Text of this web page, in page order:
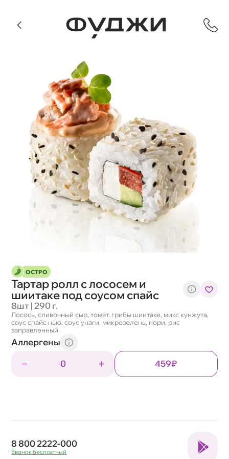
ОСТРО
Тартар ролл с лососем и
шиитаке под соусом спайс
8шт | 290 г.
Лосось, сливочный сыр, томат, грибы шиитаке, микс кунжута,
соус спайс нью, соус унаги, микрозелень, нори, рис
заправленный
Аллергены
0
459₽
8 800 2222-000
Звонок бесплатный